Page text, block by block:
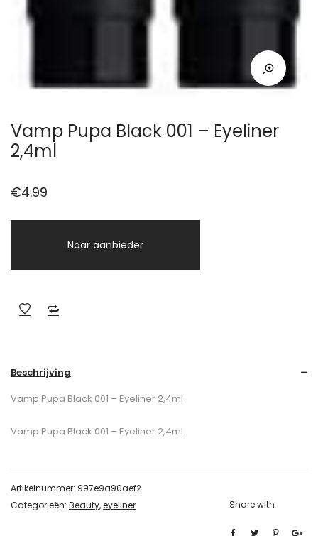
Vamp Pupa Black 001 – Eyeliner
2,4ml
€4.99
Naar aanbieder
Beschrijving
Vamp Pupa Black 001 – Eyeliner 2,4ml
Vamp Pupa Black 001 – Eyeliner 2,4ml
Artikelnummer: 997e9a90aef2
Categorieën: Beauty,eyeliner Share with